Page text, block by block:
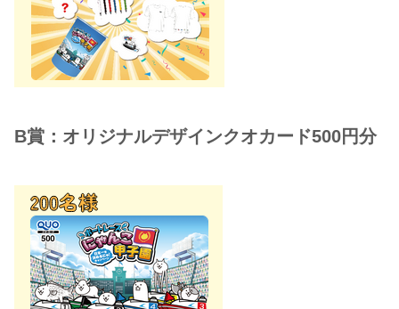
B賞：オリジナルデザインクオカード500円分